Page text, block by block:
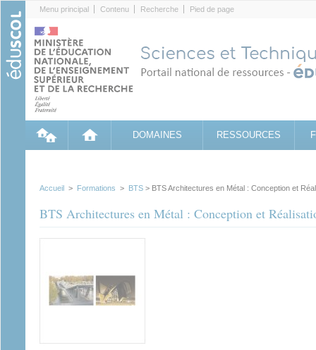
Menu principal Contenu Recherche Pied de page
DOMAINES RESSOURCES
Accueil > Formations > BTS > BTS Architectures en Métal : Conception et
BTS Architectures en Métal : Conception et